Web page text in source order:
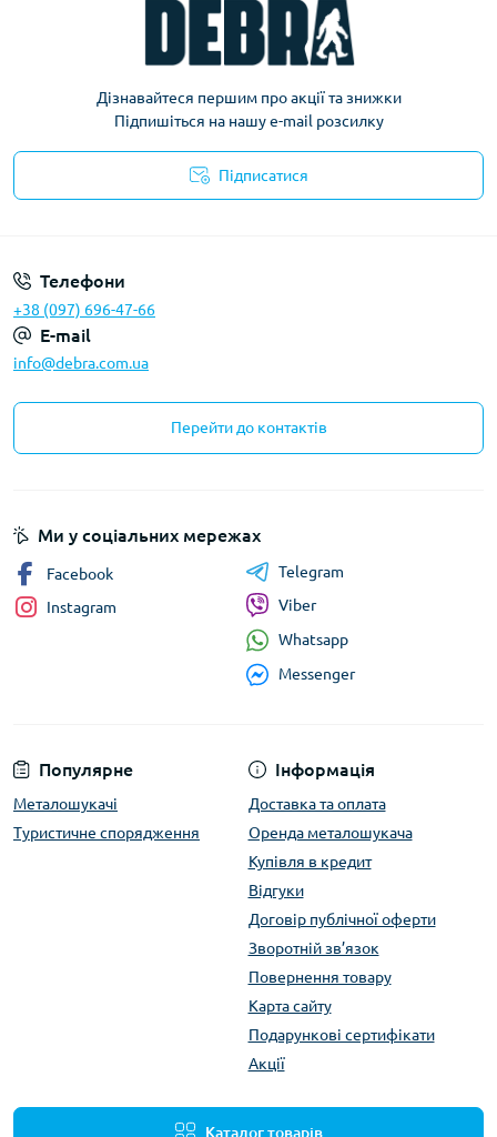
Дізнавайтеся першим про акції та знижки
Підпишіться на нашу e-mail розсилку
Підписатися
Телефони
+38 (097) 696-47-66
E-mail
info@debra.com.ua
Перейти до контактів
Популярне
Металошукачі
Туристичне спорядження
Інформація
Доставка та оплата
Оренда металошукача
Купівля в кредит
Відгуки
Договір публічної оферти
Зворотній зв’язок
Повернення товару
Карта сайту
Подарункові сертифікати
Акції
Каталог товарів
Ми у соціальних мережах
Facebook
Instagram
Telegram
Viber
Whatsapp
Messenger